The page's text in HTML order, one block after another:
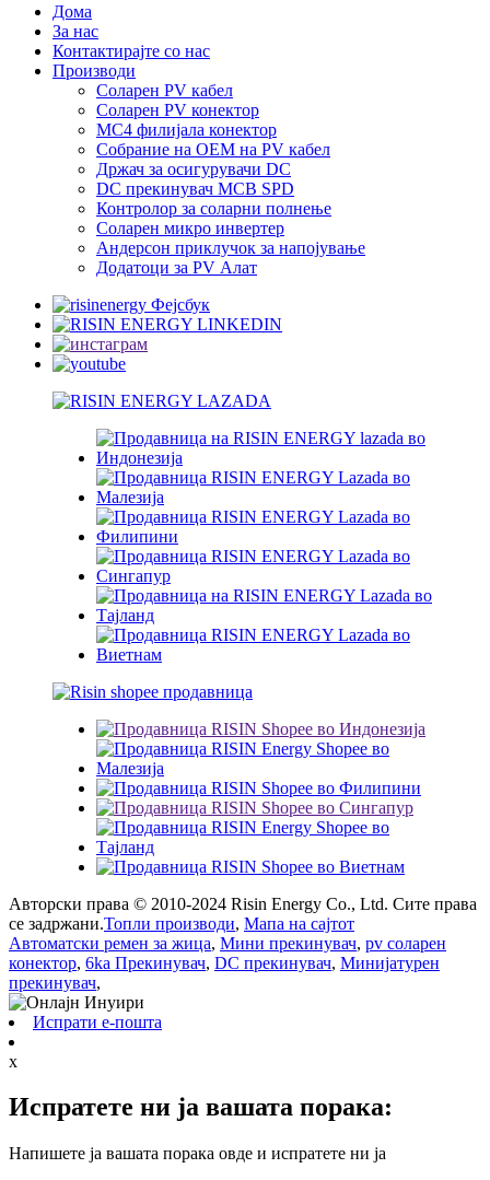
Дома
За нас
Контактирајте со нас
Производи
Соларен PV кабел
Соларен PV конектор
MC4 филијала конектор
Собрание на ОЕМ на PV кабел
Држач за осигурувачи DC
DC прекинувач MCB SPD
Контролор за соларни полнење
Соларен микро инвертер
Андерсон приклучок за напојување
Додатоци за PV Алат
Авторски права © 2010-2024 Risin Energy Co., Ltd. Сите права
се задржани.Топли производи, Мапа на сајтот
Автоматски ремен за жица, Мини прекинувач, pv соларен
конектор, 6ka Прекинувач, DC прекинувач, Минијатурен
прекинувач,
Испрати е-пошта
x
Испратете ни ја вашата порака:
Напишете ја вашата порака овде и испратете ни ја